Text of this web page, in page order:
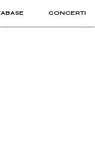
CONCERTI
PRO